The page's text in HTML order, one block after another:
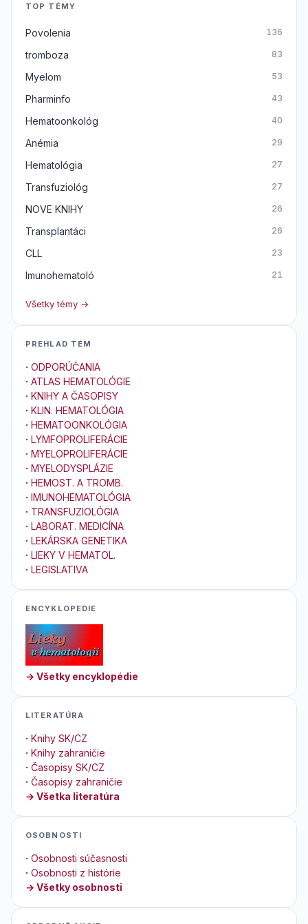
TOP TÉMY
Povolenia 136
tromboza 83
Myelom 53
Pharminfo 43
Hematoonkológ 40
Anémia 29
Hematológia 27
Transfuziológ 27
NOVE KNIHY 26
Transplantáci 26
CLL 23
Imunohematoló 21
Všetky témy →
PREHLAD TÉM
· ODPORÚČANIA
· ATLAS HEMATOLÓGIE
· KNIHY A ČASOPISY
· KLIN. HEMATOLÓGIA
· HEMATOONKOLÓGIA
· LYMFOPROLIFERÁCIE
· MYELOPROLIFERÁCIE
· MYELODYSPLÁZIE
· HEMOST. A TROMB.
· IMUNOHEMATOLÓGIA
· TRANSFUZIOLÓGIA
· LABORAT. MEDICÍNA
· LEKÁRSKA GENETIKA
· LIEKY V HEMATOL.
· LEGISLATIVA
ENCYKLOPEDIE
→ Všetky encyklopédie
LITERATÚRA
· Knihy SK/CZ
· Knihy zahraničie
· Časopisy SK/CZ
· Časopisy zahraničie
→ Všetka literatúra
OSOBNOSTI
· Osobnosti súčasnosti
· Osobnosti z histórie
→ Všetky osobnosti